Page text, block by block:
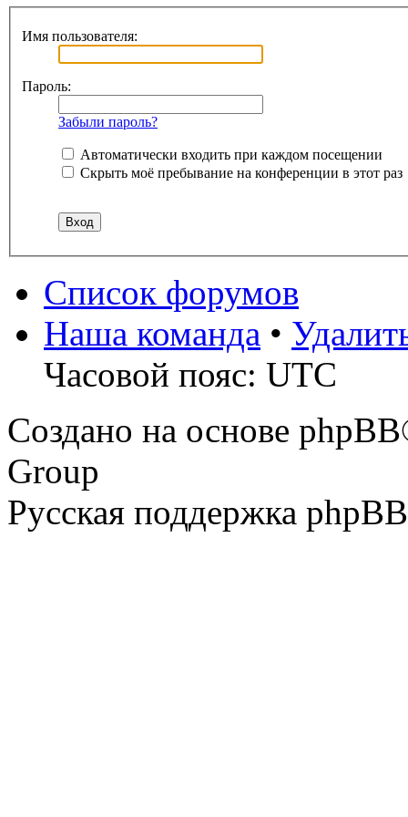
Имя пользователя:
Пароль:
Забыли пароль?
Автоматически входить при каждом посещении
Скрыть моё пребывание на конференции в этот раз
Список форумов
Наша команда •
Часовой пояс: UTC
Создано на основе
Group
Русская поддержка phpBB